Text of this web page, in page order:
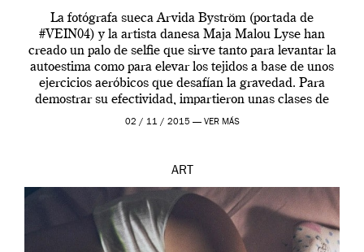
La fotógrafa sueca Arvida Byström (portada de
#VEIN04) y la artista danesa Maja Malou Lyse han
creado un palo de selfie que sirve tanto para levantar la
autoestima como para elevar los tejidos a base de unos
ejercicios aeróbicos que desafían la gravedad. Para
demostrar su efectividad, impartieron unas clases de
prueba en el Tate […]
02 / 11 / 2015 — VER MÁS
ART